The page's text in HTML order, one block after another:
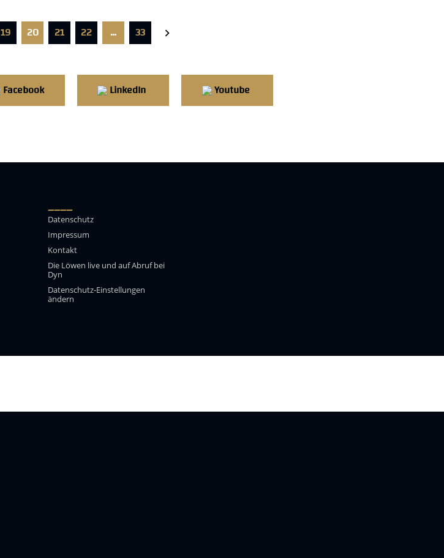
19 20 21 22 … 33
Facebook LinkedIn Youtube
____
Datenschutz
Impressum
Kontakt
Die Löwen live und auf Abruf bei
Dyn
Datenschutz-Einstellungen
ändern